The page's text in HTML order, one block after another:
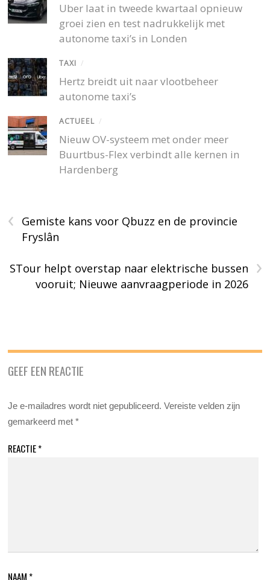
Uber laat in tweede kwartaal opnieuw
groei zien en test nadrukkelijk met
autonome taxi’s in Londen
TAXI /
Hertz breidt uit naar vlootbeheer
autonome taxi’s
ACTUEEL /
Nieuw OV-systeem met onder meer
Buurtbus-Flex verbindt alle kernen in
Hardenberg
‹
Gemiste kans voor Qbuzz en de provincie
Fryslân
›
STour helpt overstap naar elektrische bussen
vooruit; Nieuwe aanvraagperiode in 2026
GEEF EEN REACTIE
Je e-mailadres wordt niet gepubliceerd. Vereiste velden zijn
gemarkeerd met*
REACTIE*
NAAM *